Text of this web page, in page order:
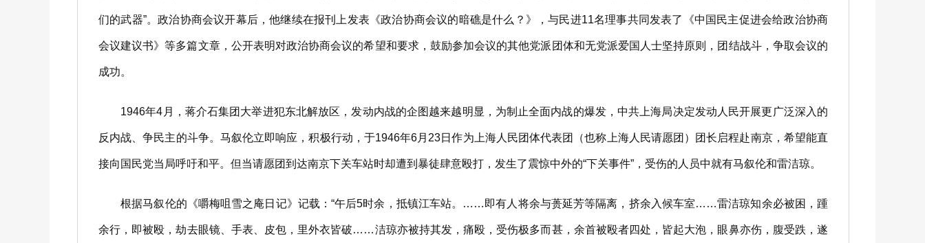
们的武器”。政治协商会议开幕后，他继续在报刊上发表《政治协商会议的暗礁是什么？》，与民进11名理事共同发表了《中国民主促进会给政治协商
会议建议书》等多篇文章，公开表明对政治协商会议的希望和要求，鼓励参加会议的其他党派团体和无党派爱国人士坚持原则，团结战斗，争取会议的
成功。
1946年4月，蒋介石集团大举进犯东北解放区，发动内战的企图越来越明显，为制止全面内战的爆发，中共上海局决定发动人民开展更广泛深入的
反内战、争民主的斗争。马叙伦立即响应，积极行动，于1946年6月23日作为上海人民团体代表团（也称上海人民请愿团）团长启程赴南京，希望能直
接向国民党当局呼吁和平。但当请愿团到达南京下关车站时却遭到暴徒肆意殴打，发生了震惊中外的“下关事件”，受伤的人员中就有马叙伦和雷洁琼。
根据马叙伦的《嚼梅咀雪之庵日记》记载：“午后5时余，抵镇江车站。……即有人将余与蒉延芳等隔离，挤余入候车室……雷洁琼知余必被困，踵
余行，即被殴，劫去眼镜、手表、皮包，里外衣皆破……洁琼亦被持其发，痛殴，受伤极多而甚，余首被殴者四处，皆起大泡，眼鼻亦伤，腹受跌，遂